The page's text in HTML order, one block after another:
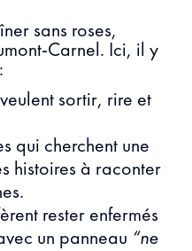
sans roses,
Carnel. Ici, il y
sortir, rire et
qui cherchent une
histoires à raconter
rester enfermés
un panneau “ne